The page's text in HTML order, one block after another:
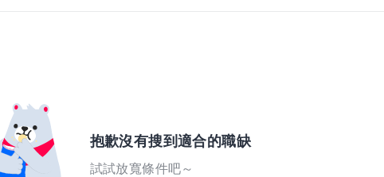
抱歉沒有搜到適合的職缺
試試放寬條件吧～